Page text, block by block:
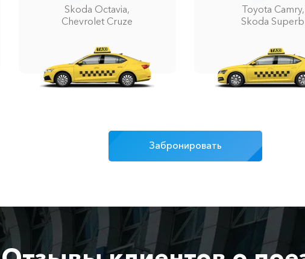
Skoda Octavia,
Chevrolet Cruze
Toyota Camry,
Skoda Superb
Забронировать